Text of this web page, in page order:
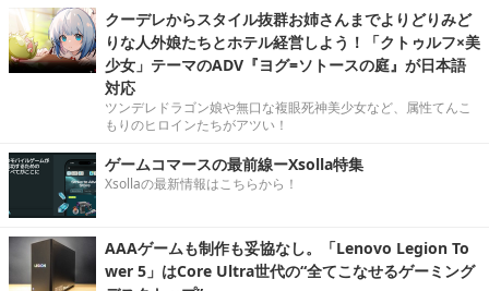
クーデレからスタイル抜群お姉さんまでよりどりみど
りな人外娘たちとホテル経営しよう！「クトゥルフ×美
少女」テーマのADV『ヨグ=ソトースの庭』が日本語
対応
ツンデレドラゴン娘や無口な複眼死神美少女など、属性てんこ
もりのヒロインたちがアツい！
ゲームコマースの最前線ーXsolla特集
Xsollaの最新情報はこちらから！
AAAゲームも制作も妥協なし。「Lenovo Legion To
wer 5」はCore Ultra世代の“全てこなせるゲーミング